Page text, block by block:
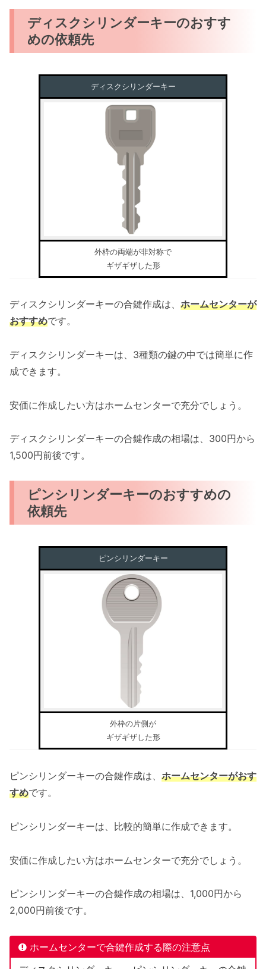
ディスクシリンダーキーのおすす
めの依頼先
ディスクシリンダーキー
外枠の両端が非対称で
ギザギザした形
ディスクシリンダーキーの合鍵作成は、 ホームセンターが
おすすめです。
ディスクシリンダーキーは、3種類の鍵の中では簡単に作
成できます。
安価に作成したい方はホームセンターで充分でしょう。
ディスクシリンダーキーの合鍵作成の相場は、300円から
1,500円前後です。
ピンシリンダーキーのおすすめの
依頼先
ピンシリンダーキー
外枠の片側が
ギザギザした形
ピンシリンダーキーの合鍵作成は、 ホームセンターがおす
すめです。
ピンシリンダーキーは、比較的簡単に作成できます。
安価に作成したい方はホームセンターで充分でしょう。
ピンシリンダーキーの合鍵作成の相場は、1,000円から
2,000円前後です。
ホームセンターで合鍵作成する際の注意点